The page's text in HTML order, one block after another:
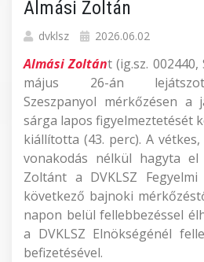
Almási Zoltán
dvklsz 2026.06.02
Almási Zoltánt (ig.sz. 002440,
május 26-án
Szeszpanyol mérkőzésen a
sárga lapos figyelmeztetését
kiállította (43. perc). A
vonakodás nélkül hagyta
Zoltánt a DVKLSZ
következő bajnoki
napon belül fellebbezéssel
a DVKLSZ Elnökségénél
befizetésével.